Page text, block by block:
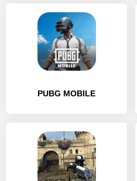
PUBG MOBILE